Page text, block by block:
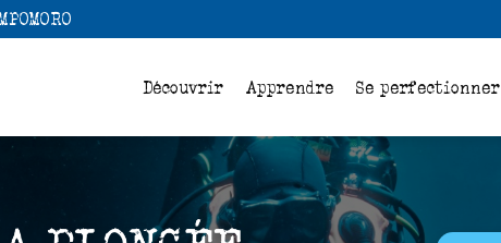
Découvrir Apprendre Se perfectionner